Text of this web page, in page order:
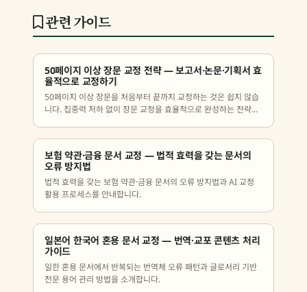
관련 가이드
50페이지 이상 장문 교정 전략 — 보고서·논문·기획서 효
율적으로 교정하기
50페이지 이상 장문을 처음부터 끝까지 교정하는 것은 쉽지 않습
니다. 집중력 저하 없이 장문 교정을 효율적으로 완성하는 전략을
보험 약관·금융 문서 교정 — 법적 효력을 갖는 문서의
오류 방지법
법적 효력을 갖는 보험 약관·금융 문서의 오류 방지법과 AI 교정
활용 프로세스를 안내합니다.
일본어 한국어 혼용 문서 교정 — 번역·교포 콘텐츠 처리
가이드
일한 혼용 문서에서 반복되는 번역체 오류 패턴과 글로서리 기반
전문 용어 관리 방법을 소개합니다.